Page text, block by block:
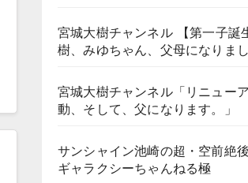
宮城大樹チャンネル 【第一子誕
樹、みゆちゃん、父母になりまし
宮城大樹チャンネル「リニュー
動、そして、父になります。」
サンシャイン池崎の超・空前絶
ギャラクシーちゃんねる極